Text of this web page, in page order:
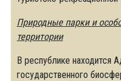
Природные парки и
территории
В республике находится
государственного